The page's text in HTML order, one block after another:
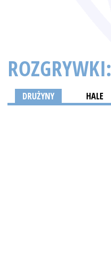
ROZGRYWKI:
DRUŻYNY HALE